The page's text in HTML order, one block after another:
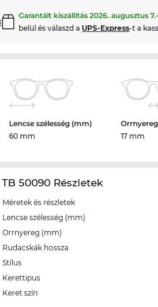
Garantált kiszállítás2026. augusztus 7.
belül és válaszd a UPS-Express-t a
Lencse szélesség (mm)
60 mm
17 mm
TB 50090 Részletek
Méretek és részletek
Lencse szélesség (mm)
Orrnyereg (mm)
Rudacskák hossza
Stílus
Kerettipus
Keret szín